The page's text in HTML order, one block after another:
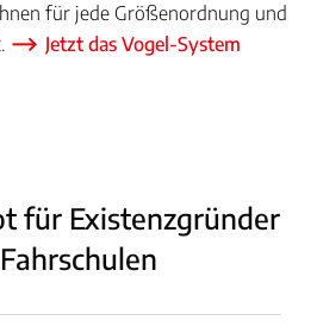
für jede Größenordnung und
Jetzt das Vogel-System
für Existenzgründer